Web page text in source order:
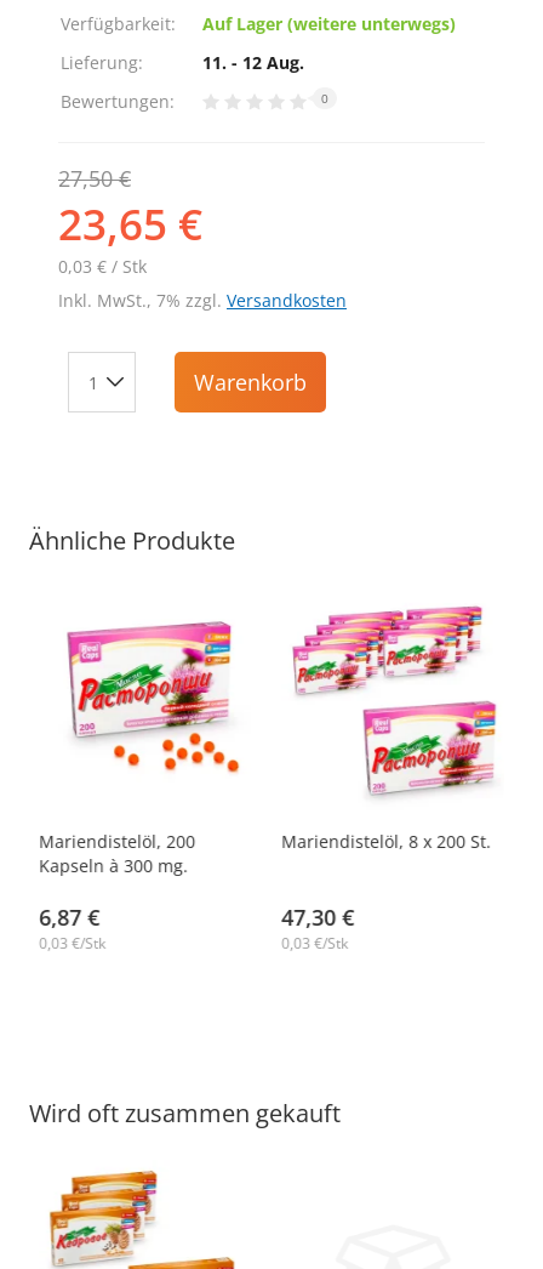
Verfügbarkeit:
Auf Lager (weitere unterwegs)
Lieferung:
11. - 12 Aug.
Bewertungen:
0
27,50 €
23,65 €
0,03 € / Stk
Inkl. MwSt., 7% zzgl. Versandkosten
Warenkorb
Ähnliche Produkte
Mariendistelöl, 200
Kapseln à 300 mg.
6,87 €
0,03 €/Stk
-14%
Mariendistelöl, 8 х 200 St.
47,30 €
0,03 €/Stk
Wird oft zusammen gekauft